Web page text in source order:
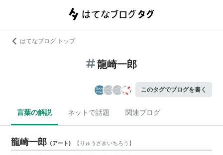
はてなブログ トップ
龍崎一郎
このタグでブログを書く
言葉の解説 ネットで話題 関連ブログ
龍崎一郎 (アート) 【 りゅうざきいちろう 】